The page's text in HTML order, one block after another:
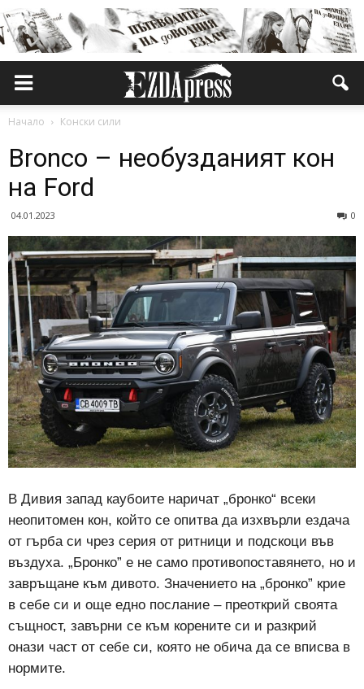
Начало Конски сили
Bronco – необузданият кон
на Ford
04.01.2023 0
В Дивия запад каубоите наричат „бронко“ всеки
неопитомен кон, който се опитва да изхвърли ездача
от гърба си чрез серия от ритници и подскоци във
въздуха. „Бронко” е не само противопоставянето, но и
завръщане към дивото. Значението на „бронко” крие
в себе си и още едно послание – преоткрий своята
същност, завърни се към корените си и разкрий
онази част от себе си, която не обича да се вписва в
нормите.